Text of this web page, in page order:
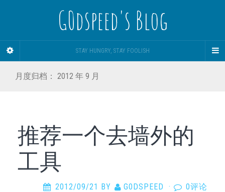
G0dspeed's Blog
STAY HUNGRY, STAY FOOLISH
月度归档： 2012 年 9 月
推荐一个去墙外的
工具
2012/09/21 BY G0DSPEED · 0评论